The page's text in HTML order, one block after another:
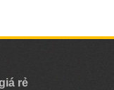
rẻ